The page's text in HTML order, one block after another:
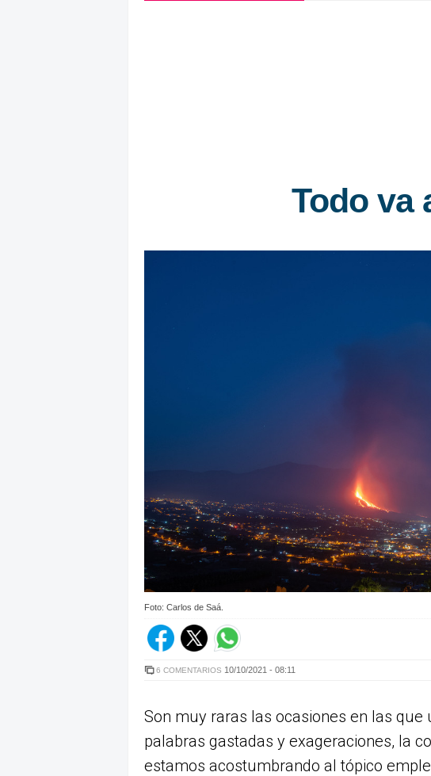
Todo va
Foto: Carlos de Saá.
6 COMENTARIOS 10/10/2021 - 08:11
Son muy raras las ocasiones en las
palabras gastadas y exageraciones, la
estamos acostumbrando al tópico